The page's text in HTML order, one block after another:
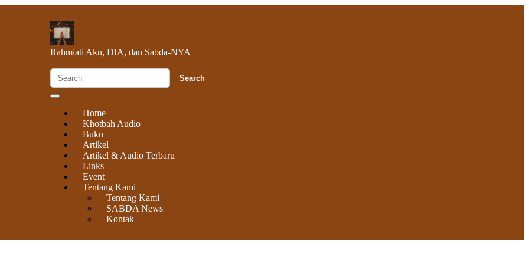
Rahmiati Aku, DIA, dan Sabda-NYA
Home
Khotbah Audio
Buku
Artikel
Artikel & Audio Terbaru
Links
Event
Tentang Kami
Tentang Kami
SABDA News
Kontak